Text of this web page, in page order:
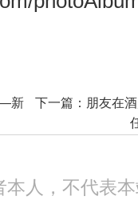
新
下一篇：朋友在
人，不代表